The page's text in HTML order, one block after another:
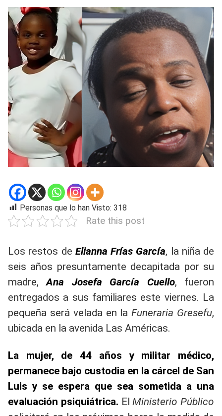
Personas que lo han Visto: 318
Rate this post
Los restos de Elianna Frías García, la niña de
seis años presuntamente decapitada por su
madre, Ana Josefa García Cuello, fueron
entregados a sus familiares este viernes. La
pequeña será velada en laFuneraria Gresefu,
ubicada en la avenida Las Américas.
La mujer, de 44 años y militar médico,
permanece bajo custodia en la cárcel de San
Luis y se espera que sea sometida a una
evaluación psiquiátrica. El Ministerio Público